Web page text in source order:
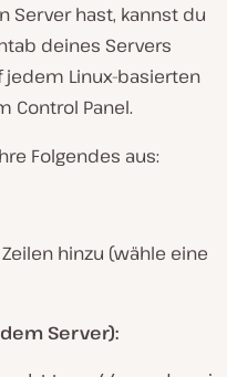
Server hast, kannst du
deines Servers
jedem Linux-basierten
Control Panel.
Folgendes aus:
hinzu (wähle eine
Server):